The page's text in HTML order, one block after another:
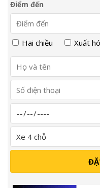
Điểm đến
Hai chiều Xuất